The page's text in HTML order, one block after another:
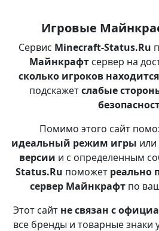
Игровые
Сервис Minecraft-Status.Ru
Майнкрафтсервер на
сколько игроков
подскажетслабые
Помимо этого сайт
идеальный режим игры или
версии и с определенным
Status.Ru поможет реально
сервер Майнкрафт по
Этот сайт не связан с
все бренды и товарные знаки